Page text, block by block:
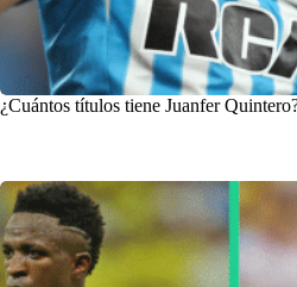
¿Cuántos títulos tiene Juanfer